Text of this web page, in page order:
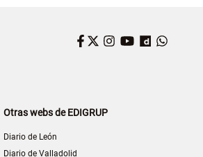
Facebook
Twitter
Instagram
YouTube
Otras webs de EDIGRUP
Diario de León
Diario de Valladolid